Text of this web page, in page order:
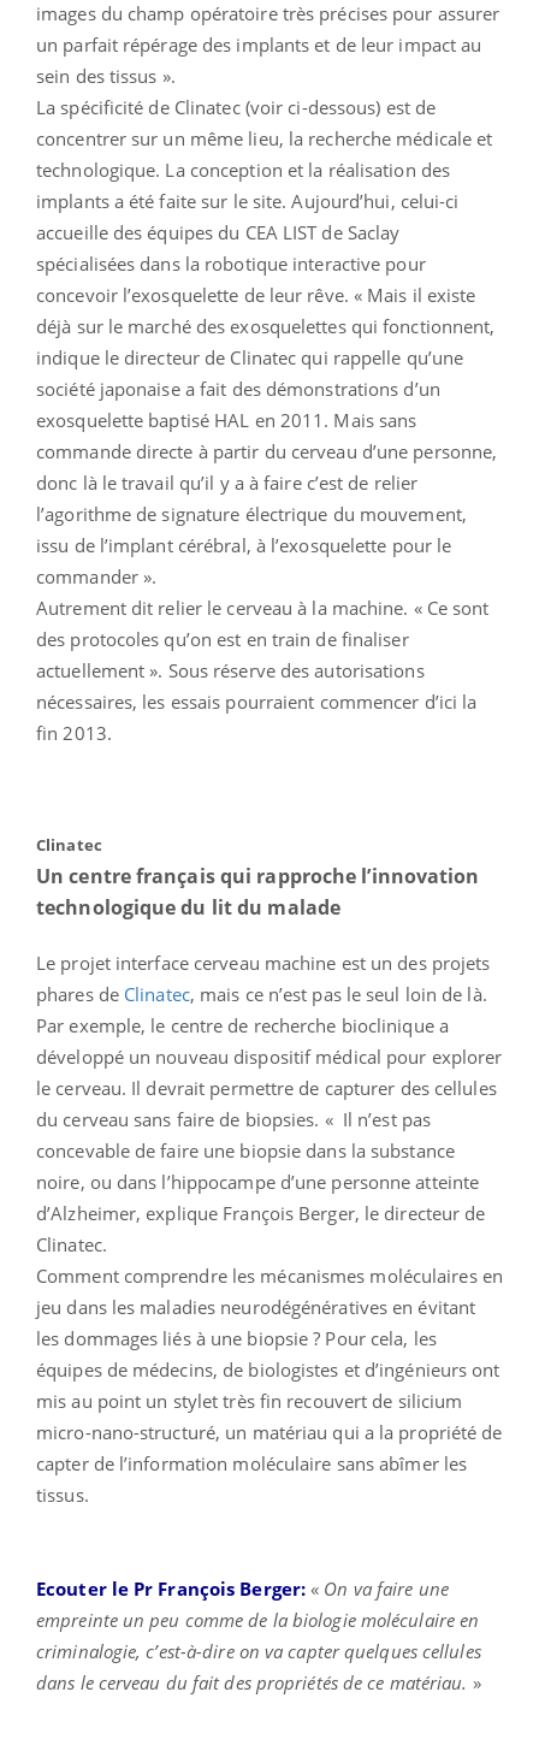
images du champ opératoire très précises pour assurer
un parfait répérage des implants et de leur impact au
sein des tissus ».
La spécificité de Clinatec (voir ci-dessous) est de
concentrer sur un même lieu, la recherche médicale et
technologique. La conception et la réalisation des
implants a été faite sur le site. Aujourd’hui, celui-ci
accueille des équipes du CEA LIST de Saclay
spécialisées dans la robotique interactive pour
concevoir l’exosquelette de leur rêve. « Mais il existe
déjà sur le marché des exosquelettes qui fonctionnent,
indique le directeur de Clinatec qui rappelle qu’une
société japonaise a fait des démonstrations d’un
exosquelette baptisé HAL en 2011. Mais sans
commande directe à partir du cerveau d’une personne,
donc là le travail qu’il y a à faire c’est de relier
l’agorithme de signature électrique du mouvement,
issu de l’implant cérébral, à l’exosquelette pour le
commander ».
Autrement dit relier le cerveau à la machine. « Ce sont
des protocoles qu’on est en train de finaliser
actuellement ». Sous réserve des autorisations
nécessaires, les essais pourraient commencer d’ici la
fin 2013.
Clinatec
Un centre français qui rapproche l’innovation
technologique du lit du malade
Le projet interface cerveau machine est un des projets
phares de Clinatec, mais ce n’est pas le seul loin de là.
Par exemple, le centre de recherche bioclinique a
développé un nouveau dispositif médical pour explorer
le cerveau. Il devrait permettre de capturer des cellules
du cerveau sans faire de biopsies. « Il n’est pas
concevable de faire une biopsie dans la substance
noire, ou dans l’hippocampe d’une personne atteinte
d’Alzheimer, explique François Berger, le directeur de
Clinatec.
Comment comprendre les mécanismes moléculaires en
jeu dans les maladies neurodégénératives en évitant
les dommages liés à une biopsie ? Pour cela, les
équipes de médecins, de biologistes et d’ingénieurs ont
mis au point un stylet très fin recouvert de silicium
micro-nano-structuré, un matériau qui a la propriété de
capter de l’information moléculaire sans abîmer les
tissus.
Ecouter le Pr François Berger: « On va faire une
empreinte un peu comme de la biologie moléculaire en
criminalogie, c’est-à-dire on va capter quelques cellules
dans le cerveau du fait des propriétés de ce matériau. »